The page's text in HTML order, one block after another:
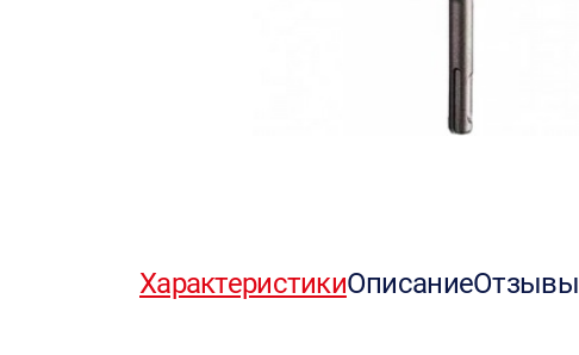
ХарактеристикиОписаниеОтзывы